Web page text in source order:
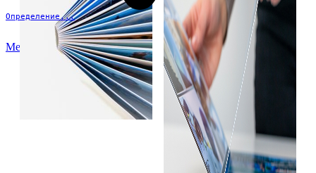
Определение...
Меню